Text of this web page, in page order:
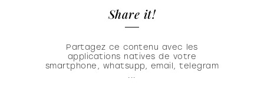
Share it!
Partagez ce contenu avec les
applications natives de votre
smartphone, whatsupp, email, telegram
...